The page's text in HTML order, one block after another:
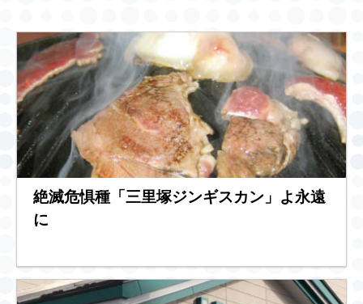
絶滅危惧種「三里塚ジンギスカン」よ永遠
に